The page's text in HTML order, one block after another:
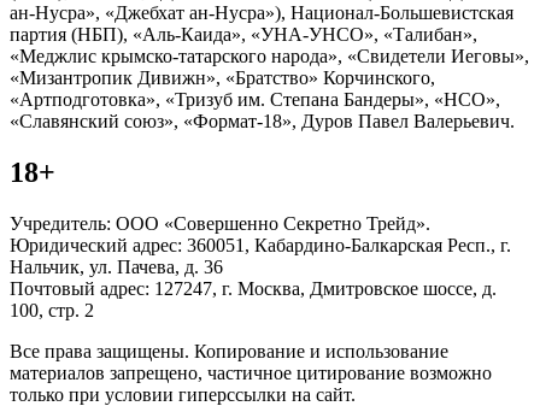
ан-Нусра», «Джебхат ан-Нусра»), Национал-Большевистская
партия (НБП), «Аль-Каида», «УНА-УНСО», «Талибан»,
«Меджлис крымско-татарского народа», «Свидетели Иеговы»,
«Мизантропик Дивижн», «Братство» Корчинского,
«Артподготовка», «Тризуб им. Степана Бандеры», «НСО»,
«Славянский союз», «Формат-18», Дуров Павел Валерьевич.
18+
Учредитель: ООО «Совершенно Секретно Трейд».
Юридический адрес: 360051, Кабардино-Балкарская Респ., г.
Нальчик, ул. Пачева, д. 36
Почтовый адрес: 127247, г. Москва, Дмитровское шоссе, д.
100, стр. 2
Все права защищены. Копирование и использование
материалов запрещено, частичное цитирование возможно
только при условии гиперссылки на сайт.